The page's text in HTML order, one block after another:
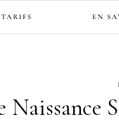
EN
Naissance